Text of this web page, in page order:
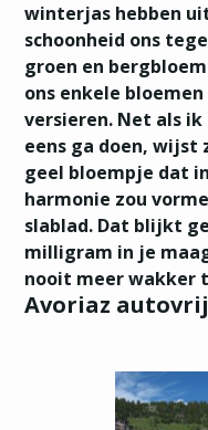
winterjas hebben
schoonheid ons
groen en
ons enkele
versieren. Net als
eens ga doen, wijst
geel bloempje dat
harmonie zou
slablad. Dat blijkt
milligram in je
nooit meer wakker
Avoriaz autovrij